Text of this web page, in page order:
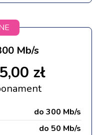
Mb/s
zł
do 300 Mb/s
do 50 Mb/s